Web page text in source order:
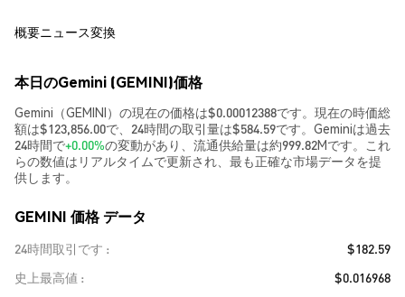
概要ニュース変換
本日のGemini (GEMINI)価格
Gemini（GEMINI）の現在の価格は$0.00012388です。現在の時価総
額は$123,856.00で、24時間の取引量は$584.59です。Geminiは過去
24時間で+0.00%の変動があり、流通供給量は約999.82Mです。これ
らの数値はリアルタイムで更新され、最も正確な市場データを提
供します。
GEMINI 価格 データ
24時間取引です
$182.59
史上最高値
$0.016968